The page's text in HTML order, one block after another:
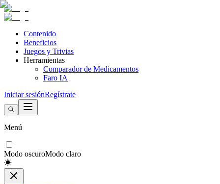
Contenido
Beneficios
Juegos y Trivias
Herramientas
Comparador de Medicamentos
Faro IA
Iniciar sesiónRegístrate
Menú
Modo oscuroModo claro